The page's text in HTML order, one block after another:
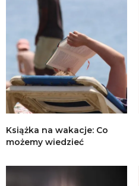
Książka na wakacje: Co
możemy wiedzieć